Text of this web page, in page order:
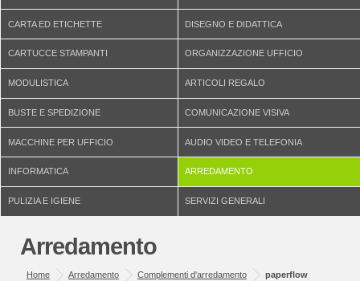
CARTA ED ETICHETTE DISEGNO E DIDATTICA
CARTUCCE STAMPANTI ORGANIZZAZIONE UFFICIO
MODULISTICA ARTICOLI REGALO
BUSTE E SPEDIZIONE COMUNICAZIONE VISIVA
MACCHINE PER UFFICIO AUDIO VIDEO E TELEFONIA
INFORMATICA ARREDAMENTO
PULIZIA E IGIENE SERVIZI GENERALI
Arredamento
Home Arredamento Complementi d'arredamento paperflow